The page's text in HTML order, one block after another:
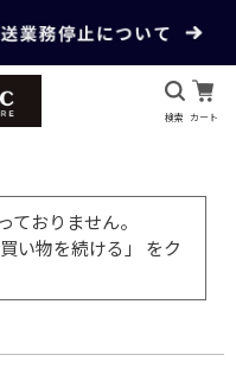
検索 カート
おりません。
い物を続ける」 をク